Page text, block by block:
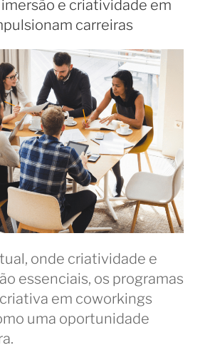
e criatividade em
carreiras
onde criatividade e
essenciais, os programas
em coworkings
uma oportunidade